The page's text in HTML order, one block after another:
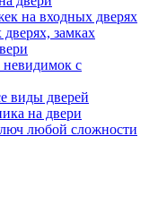
на входных дверях
замках
невидимок с
виды дверей
на двери
любой сложности